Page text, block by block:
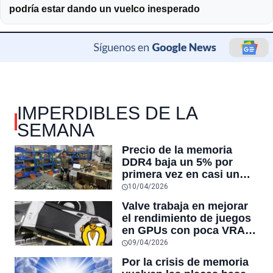
podría estar dando un vuelco inesperado
IMPERDIBLES DE LA
SEMANA
Precio de la memoria
DDR4 baja un 5% por
primera vez en casi un
año: los acaparadores
sueltan stock, pero los
acuerdos entre
fabricantes siguen
subiendo
10/04/2026
Valve trabaja en mejorar
el rendimiento de juegos
en GPUs con poca VRAM
para dar un respiro a los
jugadores con tarjetas
gráficas antiguas o de
09/04/2026
Por la crisis de memoria